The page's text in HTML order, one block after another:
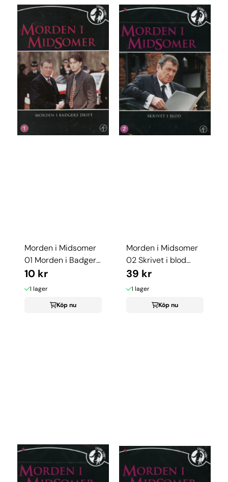
Morden i Midsomer
01 Morden i Badgers
Drift (dvd) ...
10 kr
I lager
Köp nu
Morden i Midsomer
02 Skrivet i blod
(dvd)
39 kr
I lager
Köp nu